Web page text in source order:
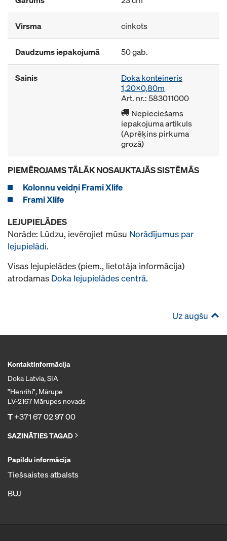
Virsma cinkots
Daudzums iepakojumā 50 gab.
Sainis
Doka konteineris
1,20x0,80m
Art. nr.: 583011000
Nepieciešams
iepakojuma artikuls
(Aprēķins pirkuma
grozā)
PIEMĒROJAMS TĀLĀK NOSAUKTAJĀS SISTĒMĀS
Kolonnu veidņi Frami Xlife
Frami Xlife
LEJUPIELĀDES
Norāde: Lūdzu, ievērojiet mūsu Norādījumus par
lejupielādi.
Visas lejupielādes (piem., lietotāja informācija)
atrodamas Doka lejupielādes centrā.
Uz augšu
Kontaktinformācija
Doka Latvia, SIA
"Henrihi", Mārupe
LV-2167 Mārupes novads
T+371 67 02 97 00
SAZINĀTIES TAGAD
Papildu informācija
Tiešsaistes atbalsts
BUJ